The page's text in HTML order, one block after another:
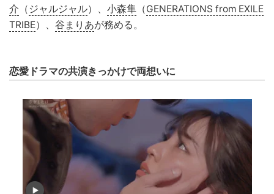
介 （ ジャルジャル）、 小森隼 （GENERATIONS from EXILE
TRIBE）、 谷まりあが務める。
恋愛ドラマの共演きっかけで両想いに